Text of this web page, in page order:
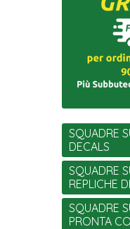
SQUADRE
DECALS
SQUADRE
REPLICHE
SQUADRE
PRONTA